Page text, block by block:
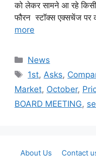
को लेकर सामने आ रहे
फौरन स्टॉक्स एक्सचेंज पर
more
Categories
News
Tags
1st,Asks,
Market, October,
BOARD MEETING,
About Us Contact